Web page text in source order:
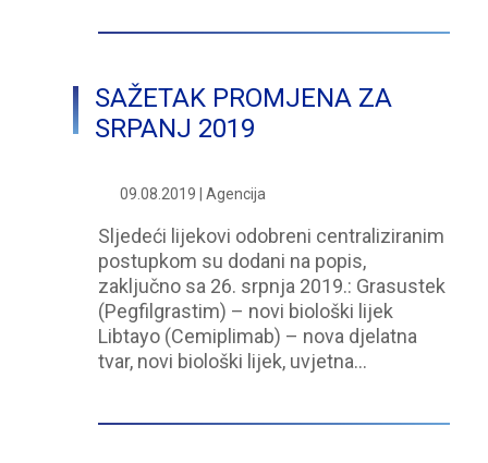
SAŽETAK PROMJENA ZA
SRPANJ 2019
09.08.2019 | Agencija
Sljedeći lijekovi odobreni centraliziranim
postupkom su dodani na popis,
zaključno sa 26. srpnja 2019.: Grasustek
(Pegfilgrastim) – novi biološki lijek
Libtayo (Cemiplimab) – nova djelatna
tvar, novi biološki lijek, uvjetna…